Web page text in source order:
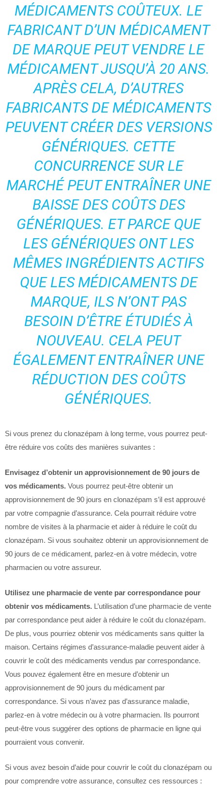
MÉDICAMENTS COÛTEUX. LE
FABRICANT D’UN MÉDICAMENT
DE MARQUE PEUT VENDRE LE
MÉDICAMENT JUSQU’À 20 ANS.
APRÈS CELA, D’AUTRES
FABRICANTS DE MÉDICAMENTS
PEUVENT CRÉER DES VERSIONS
GÉNÉRIQUES. CETTE
CONCURRENCE SUR LE
MARCHÉ PEUT ENTRAÎNER UNE
BAISSE DES COÛTS DES
GÉNÉRIQUES. ET PARCE QUE
LES GÉNÉRIQUES ONT LES
MÊMES INGRÉDIENTS ACTIFS
QUE LES MÉDICAMENTS DE
MARQUE, ILS N’ONT PAS
BESOIN D’ÊTRE ÉTUDIÉS À
NOUVEAU. CELA PEUT
ÉGALEMENT ENTRAÎNER UNE
RÉDUCTION DES COÛTS
GÉNÉRIQUES.
Si vous prenez du clonazépam à long terme, vous pourrez peut-
être réduire vos coûts des manières suivantes :
Envisagez d’obtenir un approvisionnement de 90 jours de
vos médicaments. Vous pourrez peut-être obtenir un
approvisionnement de 90 jours en clonazépam s’il est approuvé
par votre compagnie d’assurance. Cela pourrait réduire votre
nombre de visites à la pharmacie et aider à réduire le coût du
clonazépam. Si vous souhaitez obtenir un approvisionnement de
90 jours de ce médicament, parlez-en à votre médecin, votre
pharmacien ou votre assureur.
Utilisez une pharmacie de vente par correspondance pour
obtenir vos médicaments. L’utilisation d’une pharmacie de vente
par correspondance peut aider à réduire le coût du clonazépam.
De plus, vous pourriez obtenir vos médicaments sans quitter la
maison. Certains régimes d’assurance-maladie peuvent aider à
couvrir le coût des médicaments vendus par correspondance.
Vous pouvez également être en mesure d’obtenir un
approvisionnement de 90 jours du médicament par
correspondance. Si vous n’avez pas d’assurance maladie,
parlez-en à votre médecin ou à votre pharmacien. Ils pourront
peut-être vous suggérer des options de pharmacie en ligne qui
pourraient vous convenir.
Si vous avez besoin d’aide pour couvrir le coût du clonazépam ou
pour comprendre votre assurance, consultez ces ressources :